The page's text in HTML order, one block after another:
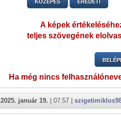
KÖZEPES EREDETI
A képek
teljes szövegének
Ha még nincs
2025. január 19. | 07:57 |